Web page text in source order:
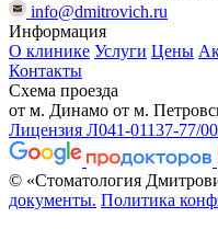
info@dmitrovich.ru
Информация
О клинике Услуги Цены
Контакты
Схема проезда
от м. Динамо от м.
Лицензия Л041-01137-77/
© «Стоматология
документы. Политика